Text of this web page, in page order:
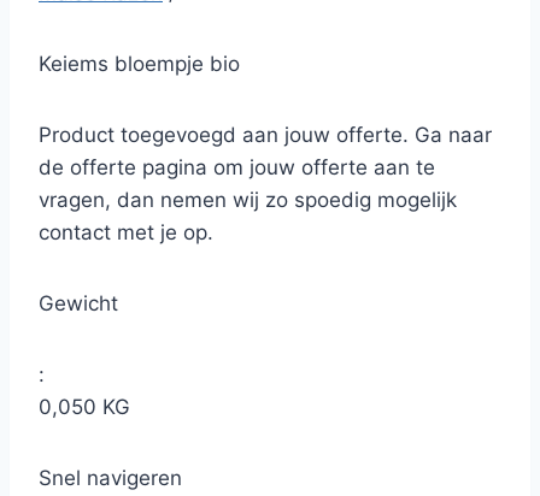
Keiems bloempje bio
Product toegevoegd aan jouw offerte. Ga naar
de offerte pagina om jouw offerte aan te
vragen, dan nemen wij zo spoedig mogelijk
contact met je op.
Gewicht
:
0,050 KG
Snel navigeren